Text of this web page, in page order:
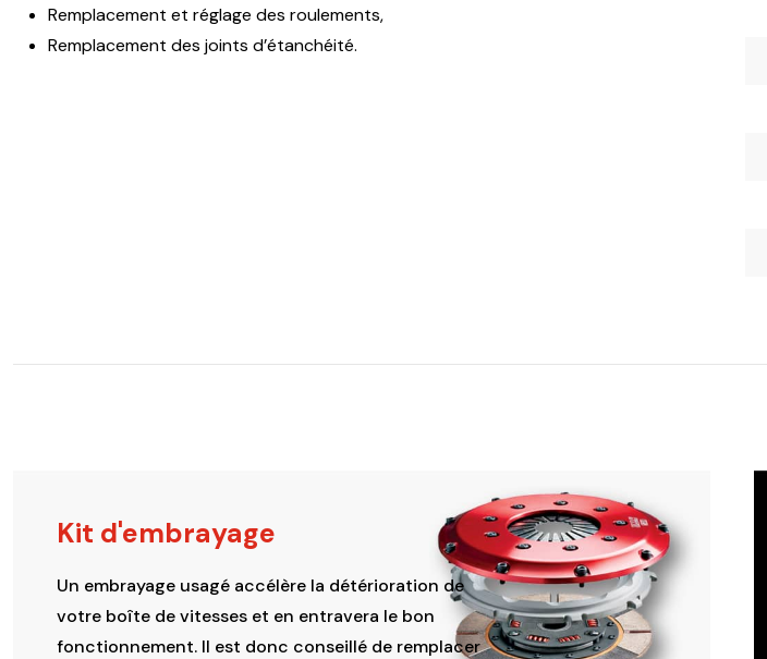
Remplacement et réglage des roulements,
Remplacement des joints d’étanchéité.
Kit d'embrayage
Un embrayage usagé accélère la détérioration de
votre boîte de vitesses et en entravera le bon
fonctionnement. Il est donc conseillé de remplacer